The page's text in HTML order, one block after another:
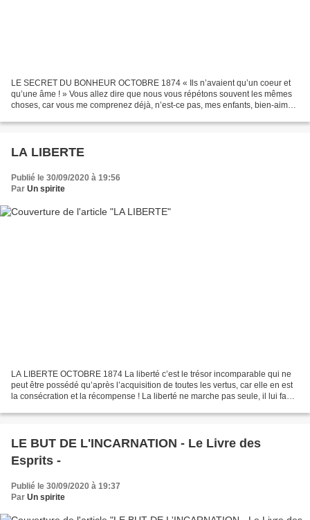
LE SECRET DU BONHEUR OCTOBRE 1874 « Ils n’avaient qu’un coeur et
qu’une âme ! » Vous allez dire que nous vous répétons souvent les mêmes
choses, car vous me comprenez déjà, n’est-ce pas, mes enfants, bien-aimés
LA LIBERTE
Publié le 30/09/2020 à 19:56
Par Un spirite
LA LIBERTE OCTOBRE 1874 La liberté c’est le trésor incomparable qui ne
peut être possédé qu’après l’acquisition de toutes les vertus, car elle en est
la consécration et la récompense ! La liberté ne marche pas seule, il lui faut
LE BUT DE L'INCARNATION - Le Livre des
Esprits -
Publié le 30/09/2020 à 19:37
Par Un spirite